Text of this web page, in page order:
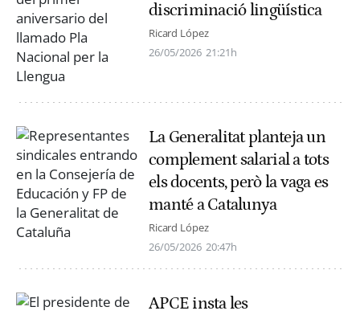
discriminació lingüística
Ricard López
26/05/2026 21:21h
La Generalitat planteja un
complement salarial a tots
els docents, però la vaga es
manté a Catalunya
Ricard López
26/05/2026 20:47h
APCE insta les